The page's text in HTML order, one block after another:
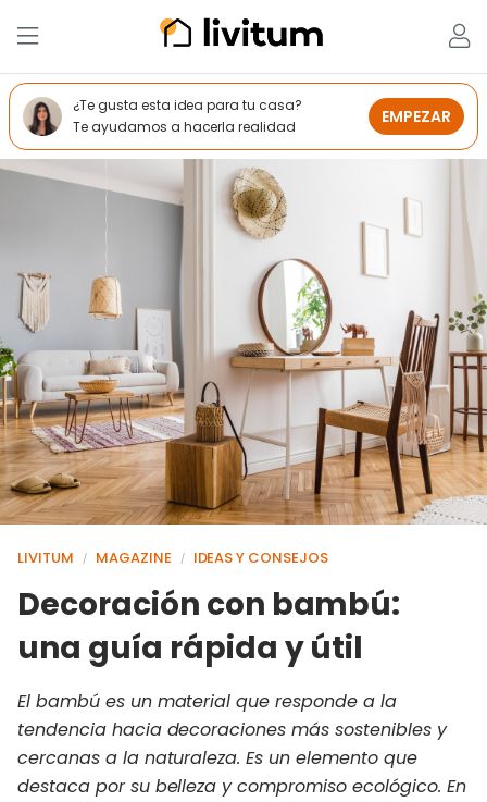
LIVITUM / MAGAZINE / IDEAS Y CONSEJOS
Decoración con bambú:
una guía rápida y útil
El bambú es un material que responde a la
tendencia hacia decoraciones más sostenibles y
cercanas a la naturaleza. Es un elemento que
destaca por su belleza y compromiso ecológico. En
¿Te gusta esta idea para tu casa?
Te ayudamos a hacerla realidad
EMPEZAR